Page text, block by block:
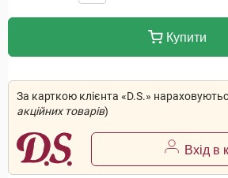
Купити
За карткою клієнта «D.S.»
акційних товарів)
Вхід в